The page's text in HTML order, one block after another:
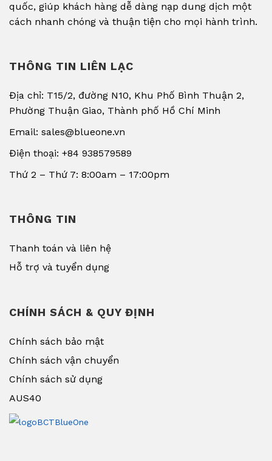
quốc, giúp khách hàng dễ dàng nạp dung dịch một
cách nhanh chóng và thuận tiện cho mọi hành trình.
THÔNG TIN LIÊN LẠC
Địa chỉ: T15/2, đường N10, Khu Phố Bình Thuận 2,
Phường Thuận Giao, Thành phố Hồ Chí Minh
Email: sales@blueone.vn
Điện thoại: +84 938579589
Thứ 2 – Thứ 7: 8:00am – 17:00pm
THÔNG TIN
Thanh toán và liên hệ
Hỗ trợ và tuyển dụng
CHÍNH SÁCH & QUY ĐỊNH
Chính sách bảo mật
Chính sách vận chuyển
Chính sách sử dụng
AUS40